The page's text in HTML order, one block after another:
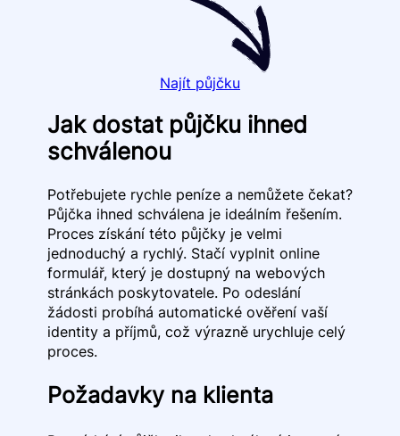
Najít půjčku
Jak dostat půjčku ihned
schválenou
Potřebujete rychle peníze a nemůžete čekat?
Půjčka ihned schválena je ideálním řešením.
Proces získání této půjčky je velmi
jednoduchý a rychlý. Stačí vyplnit online
formulář, který je dostupný na webových
stránkách poskytovatele. Po odeslání
žádosti probíhá automatické ověření vaší
identity a příjmů, což výrazně urychluje celý
proces.
Požadavky na klienta